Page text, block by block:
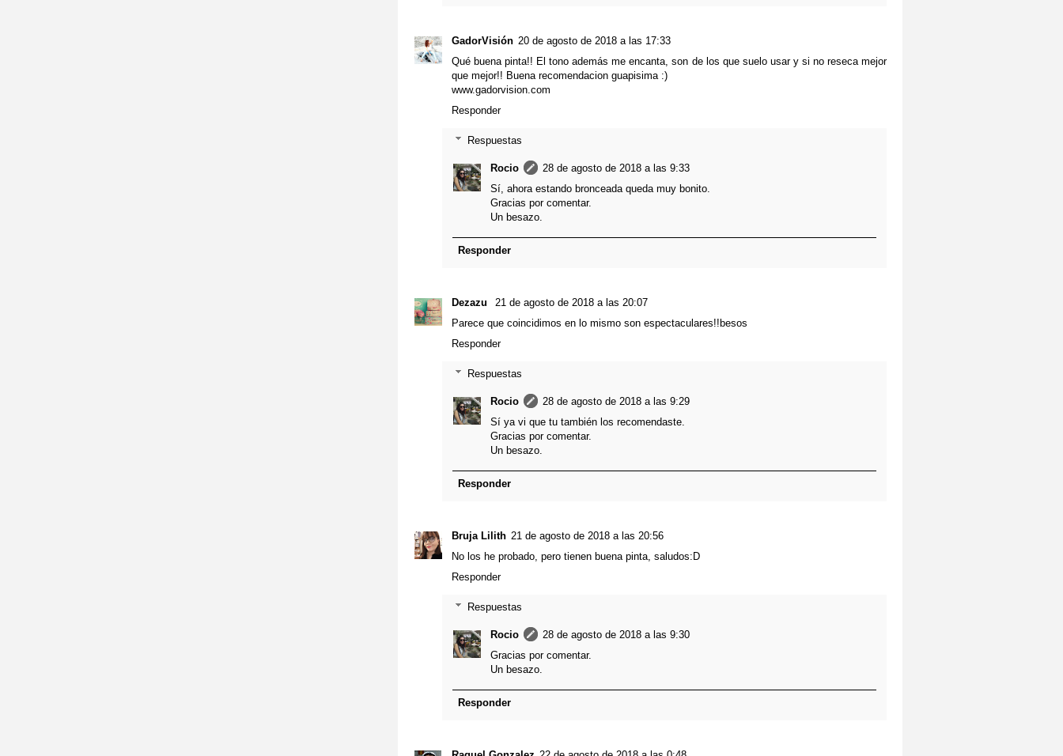
GadorVisión 20 de agosto de 2018 a las 17:33
Qué buena pinta!! El tono además me encanta, son de los que suelo usar y si no reseca mejor
que mejor!! Buena recomendacion guapisima :)
www.gadorvision.com
Responder
Respuestas
Rocio
28 de agosto de 2018 a las 9:33
Sí, ahora estando bronceada queda muy bonito.
Gracias por comentar.
Un besazo.
Responder
Dezazu
21 de agosto de 2018 a las 20:07
Parece que coincidimos en lo mismo son espectaculares!!besos
Responder
Respuestas
Rocio
28 de agosto de 2018 a las 9:29
Sí ya vi que tu también los recomendaste.
Gracias por comentar.
Un besazo.
Responder
Bruja Lilith 21 de agosto de 2018 a las 20:56
No los he probado, pero tienen buena pinta, saludos:D
Responder
Respuestas
Rocio
28 de agosto de 2018 a las 9:30
Gracias por comentar.
Un besazo.
Responder